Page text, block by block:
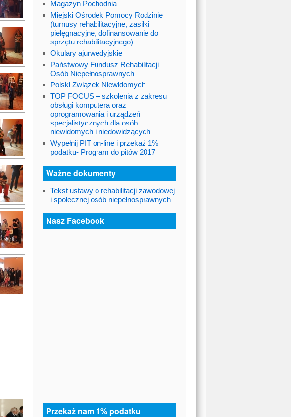
Magazyn Pochodnia
Miejski Ośrodek Pomocy Rodzinie
(turnusy rehabilitacyjne, zasiłki
pielęgnacyjne, dofinansowanie do
sprzętu rehabilitacyjnego)
Okulary ajurwedyjskie
Państwowy Fundusz Rehabilitacji
Osób Niepełnosprawnych
Polski Związek Niewidomych
TOP FOCUS – szkolenia z zakresu
obsługi komputera oraz
oprogramowania i urządzeń
specjalistycznych dla osób
niewidomych i niedowidzących
Wypełnij PIT on-line i przekaż 1%
podatku- Program do pitów 2017
Ważne dokumenty
Tekst ustawy o rehabilitacji zawodowej
i społecznej osób niepełnosprawnych
Nasz Facebook
Przekaż nam 1% podatku